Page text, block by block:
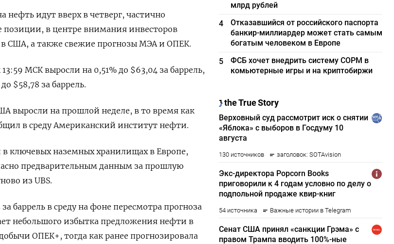
идут вверх в четверг, частично
позиции, в центре внимания инвесторов
в США, а также свежие прогнозы МЭА и ОПЕК.
МСК выросли на 0,51% до $63,04 за баррель,
$58,78 за баррель.
выросли на прошлой неделе, в то время как
в среду Американский институт нефти.
ключевых наземных хранилищах в Европе,
предварительным данным за прошлую
из UBS.
баррель в среду на фоне пересмотра прогноза
небольшого избытка предложения нефти в
ОПЕК+, тогда как ранее прогнозировала
млрд рублей
4
Отказавшийся от российского паспорта
банкир-миллиардер может стать самым
богатым человеком в Европе
5
ФСБ хочет внедрить систему СОРМ в
комьютерные игры и на криптобиржи